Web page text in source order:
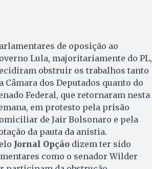
de oposição ao
Lula, majoritariamente do PL,
obstruir os trabalhos tanto
Câmara dos Deputados quanto do
Federal, que retornaram nesta
em protesto pela prisão
de Jair Bolsonaro e pela
da pauta da anistia.
Jornal Opçãodizem ter sido
como o senador Wilder